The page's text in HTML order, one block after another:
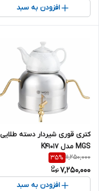
افزودن به سبد
کتری قوری شیردار دسته طلایی
MGS مدل K41017
11,250,000
35%
7,250,000
افزودن به سبد